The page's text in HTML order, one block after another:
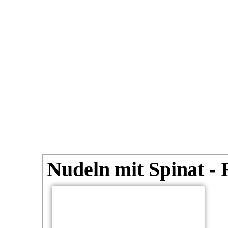
Nudeln mit Spinat -